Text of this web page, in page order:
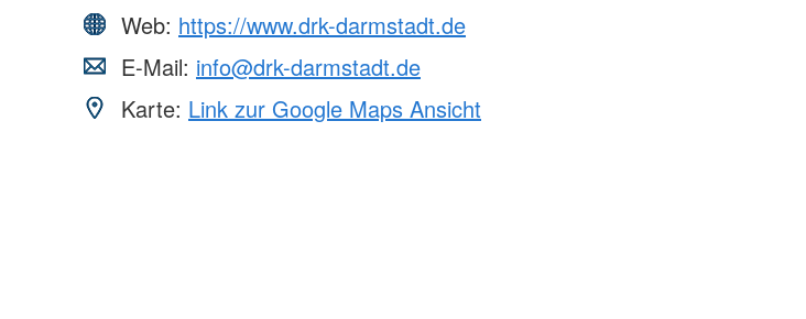
Web: https://www.drk-darmstadt.de
E-Mail: info@drk-darmstadt.de
Karte: Link zur Google Maps Ansicht